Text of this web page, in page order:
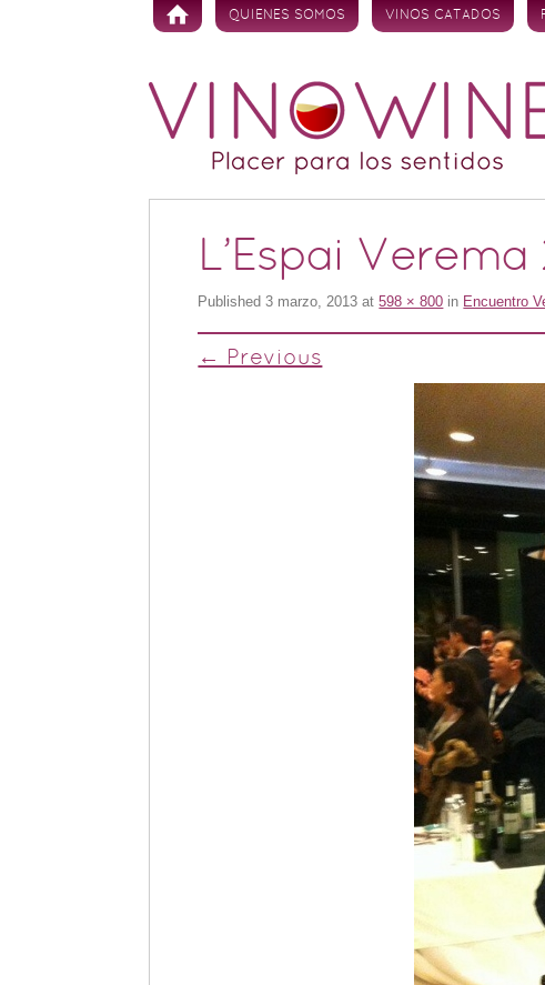
Skip to content
QUIENES SOMOS VINOS CATADOS
L’Espai
Published3 marzo, 2013 at598 × 800 in Encuentro
← Previous